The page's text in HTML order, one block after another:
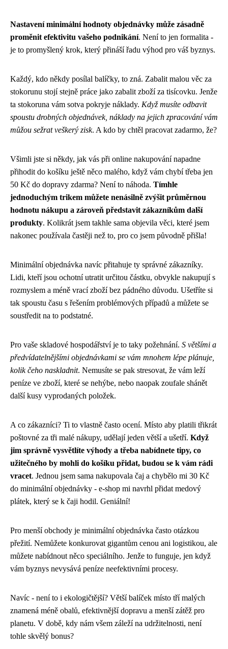
Nastavení minimální hodnoty objednávky může zásadně
proměnit efektivitu vašeho podnikání. Není to jen formalita -
je to promyšlený krok, který přináší řadu výhod pro váš byznys.
Každý, kdo někdy posílal balíčky, to zná. Zabalit malou věc za
stokorunu stojí stejně práce jako zabalit zboží za tisícovku. Jenže
ta stokoruna vám sotva pokryje náklady. Když musíte odbavit
spoustu drobných objednávek, náklady na jejich zpracování vám
můžou sežrat veškerý zisk. A kdo by chtěl pracovat zadarmo, že?
Všimli jste si někdy, jak vás při online nakupování napadne
přihodit do košíku ještě něco malého, když vám chybí třeba jen
50 Kč do dopravy zdarma? Není to náhoda. Tímhle
jednoduchým trikem můžete nenásilně zvýšit průměrnou
hodnotu nákupu a zároveň představit zákazníkům další
produkty. Kolikrát jsem takhle sama objevila věci, které jsem
nakonec používala častěji než to, pro co jsem původně přišla!
Minimální objednávka navíc přitahuje ty správné zákazníky.
Lidi, kteří jsou ochotní utratit určitou částku, obvykle nakupují s
rozmyslem a méně vrací zboží bez pádného důvodu. Ušetříte si
tak spoustu času s řešením problémových případů a můžete se
soustředit na to podstatné.
Pro vaše skladové hospodářství je to taky požehnání. S většími a
předvídatelnějšími objednávkami se vám mnohem lépe plánuje,
kolik čeho naskladnit. Nemusíte se pak stresovat, že vám leží
peníze ve zboží, které se nehýbe, nebo naopak zoufale shánět
další kusy vyprodaných položek.
A co zákazníci? Ti to vlastně často ocení. Místo aby platili třikrát
poštovné za tři malé nákupy, udělají jeden větší a ušetří. Když
jim správně vysvětlíte výhody a třeba nabídnete tipy, co
užitečného by mohli do košíku přidat, budou se k vám rádi
vracet. Jednou jsem sama nakupovala čaj a chybělo mi 30 Kč
do minimální objednávky - e-shop mi navrhl přidat medový
plátek, který se k čaji hodil. Geniální!
Pro menší obchody je minimální objednávka často otázkou
přežití. Nemůžete konkurovat gigantům cenou ani logistikou, ale
můžete nabídnout něco speciálního. Jenže to funguje, jen když
vám byznys nevysává peníze neefektivními procesy.
Navíc - není to i ekologičtější? Větší balíček místo tří malých
znamená méně obalů, efektivnější dopravu a menší zátěž pro
planetu. V době, kdy nám všem záleží na udržitelnosti, není
tohle skvělý bonus?